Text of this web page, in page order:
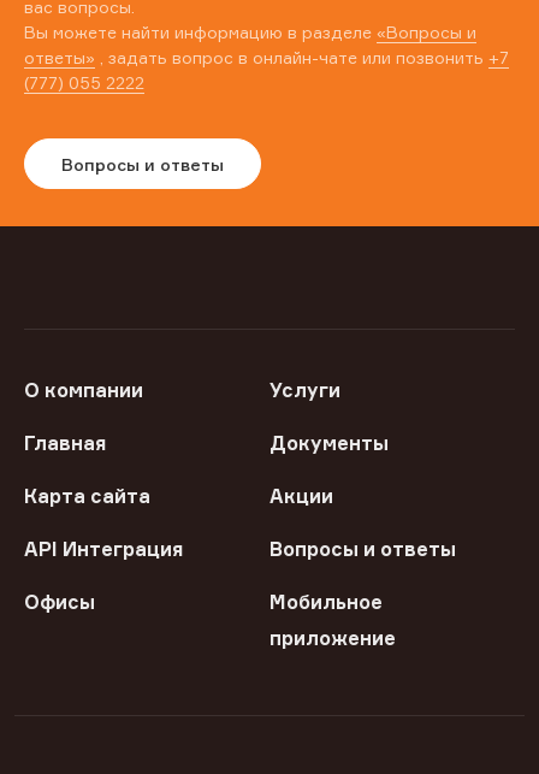
вас вопросы.
Вы можете найти информацию в разделе «Вопросы и
ответы» , задать вопрос в онлайн-чате или позвонить +7
(777) 055 2222
Вопросы и ответы
О компании Услуги
Главная Документы
Карта сайта Акции
API Интеграция Вопросы и ответы
Офисы
Мобильное
приложение